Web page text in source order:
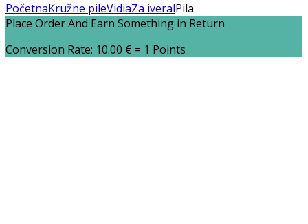
PočetnaKružne pileVidiaZa iveralPila
Place Order And Earn Something in Return
Conversion Rate: 10.00 € = 1 Points